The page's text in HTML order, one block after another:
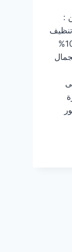
:
فلل في العين 0553690604 ضمان 100%